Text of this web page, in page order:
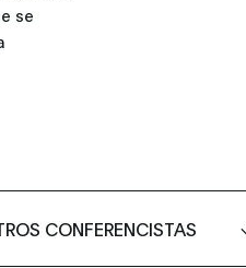
se
CONFERENCISTAS